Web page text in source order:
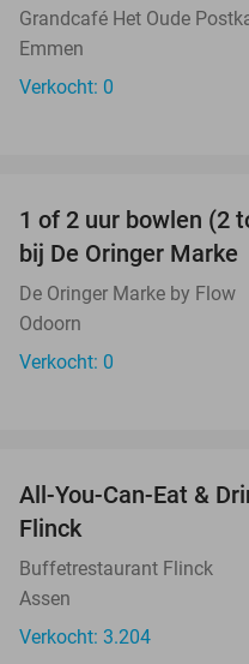
Grandcafé Het Oude
Emmen
Verkocht: 0
TODAY
1 of 2 uur bowlen (2
bij De Oringer Marke
De Oringer Marke by Flow
Odoorn
Verkocht: 0
All-You-Can-Eat &
Flinck
Buffetrestaurant Flinck
Assen
Verkocht: 3.204